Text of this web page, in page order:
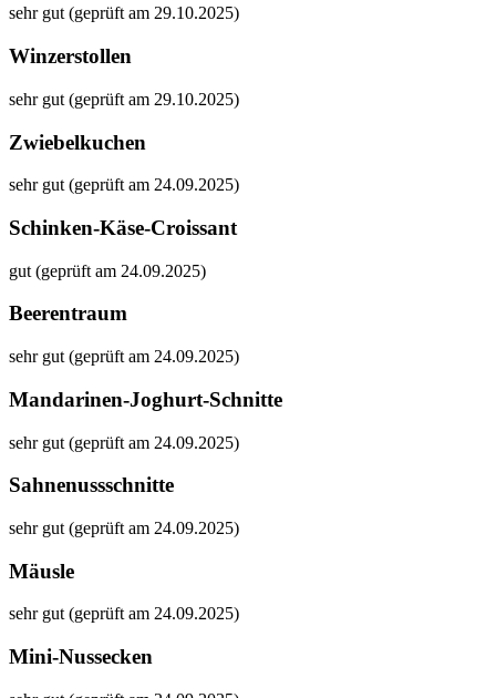
sehr gut (geprüft am 29.10.2025)
Winzerstollen
sehr gut (geprüft am 29.10.2025)
Zwiebelkuchen
sehr gut (geprüft am 24.09.2025)
Schinken-Käse-Croissant
gut (geprüft am 24.09.2025)
Beerentraum
sehr gut (geprüft am 24.09.2025)
Mandarinen-Joghurt-Schnitte
sehr gut (geprüft am 24.09.2025)
Sahnenussschnitte
sehr gut (geprüft am 24.09.2025)
Mäusle
sehr gut (geprüft am 24.09.2025)
Mini-Nussecken